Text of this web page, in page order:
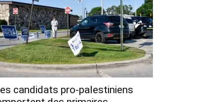
candidats pro-palestiniens